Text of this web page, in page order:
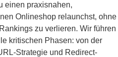
einen praxisnahen,
Onlineshop relaunchst, ohne
zu verlieren. Wir führen
kritischen Phasen: von der
Strategie und Redirect-